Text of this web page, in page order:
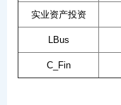
实业资产投资
LBus
C_Fin